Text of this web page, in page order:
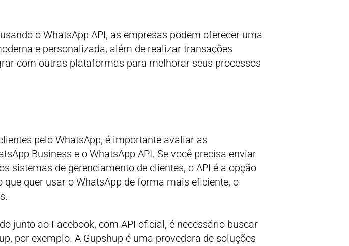
o WhatsApp API, as empresas podem oferecer uma
e personalizada, além de realizar transações
com outras plataformas para melhorar seus processos
pelo WhatsApp, é importante avaliar as
Business e o WhatsApp API. Se você precisa enviar
sistemas de gerenciamento de clientes, o API é a opção
quer usar o WhatsApp de forma mais eficiente, o
junto ao Facebook, com API oficial, é necessário buscar
por exemplo. A Gupshup é uma provedora de soluções